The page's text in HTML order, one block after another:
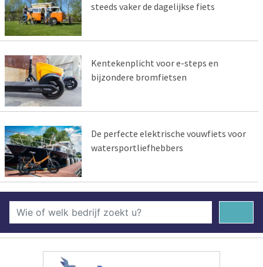
steeds vaker de dagelijkse fiets
Kentekenplicht voor e-steps en
bijzondere bromfietsen
De perfecte elektrische vouwfiets voor
watersportliefhebbers